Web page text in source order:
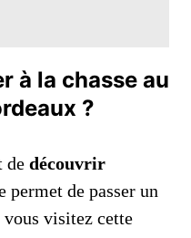
à la chasse au
?
de découvrir
permet de passer un
visitez cette